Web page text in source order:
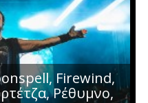
Firewind,
Ρέθυμνο,